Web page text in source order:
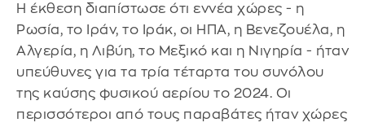
Η έκθεση διαπίστωσε ότι εννέα χώρες - η
Ρωσία, το Ιράν, το Ιράκ, οι ΗΠΑ, η Βενεζουέλα, η
Αλγερία, η Λιβύη, το Μεξικό και η Νιγηρία - ήταν
υπεύθυνες για τα τρία τέταρτα του συνόλου
της καύσης φυσικού αερίου το 2024. Οι
περισσότεροι από τους παραβάτες ήταν χώρες